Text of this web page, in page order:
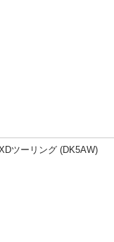
ツーリング (DK5AW)